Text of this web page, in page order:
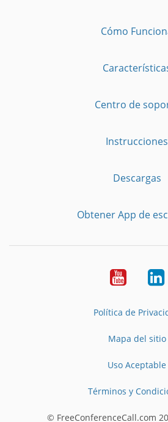
Cómo
Centro de
Instrucciones
Descargas
Obtener App de
YouTube
Política de
Mapa del sitio
Uso Aceptable
Términos y
© FreeConferenceCall.com